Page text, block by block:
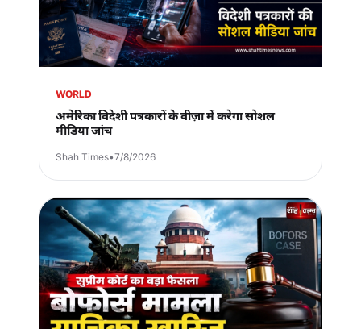
WORLD
अमेरिका विदेशी पत्रकारों के वीज़ा में करेगा सोशल
मीडिया जांच
Shah Times•7/8/2026